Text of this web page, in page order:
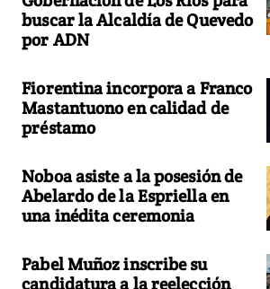
buscar la Alcaldía de Quevedo
por ADN
Fiorentina incorpora a Franco
Mastantuono en calidad de
préstamo
Noboa asiste a la posesión de
Abelardo de la Espriella en
una inédita ceremonia
Pabel Muñoz inscribe su
candidatura a la reelección